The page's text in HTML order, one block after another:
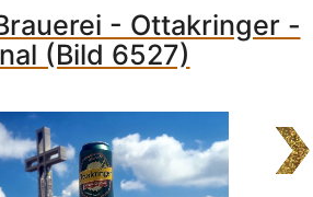
- Ottakringer -
(Bild 6527)